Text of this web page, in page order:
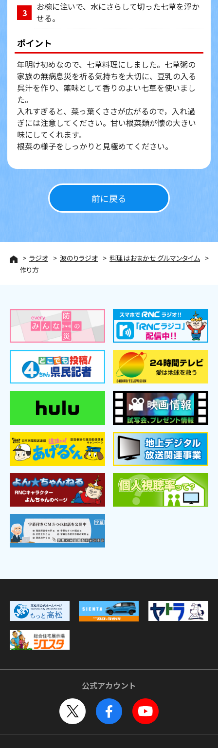
3
お椀に注いで、水にさらして切った七草を浮か
せる。
ポイント
年明け初めなので、七草料理にしました。七草粥の
家族の無病息災を祈る気持ちを大切に、豆乳の入る
呉汁を作り、薬味として香りのよい七草を使いまし
た。
入れすぎると、菜っ葉くささが広がるので，入れ過
ぎには注意してください。甘い根菜類が懐の大きい
味にしてくれます。
根菜の様子をしっかりと見極めてください。
前に戻る
ラジオ 波のりラジオ
料理はおまかせ グルマンタイム
作り方
公式アカウント